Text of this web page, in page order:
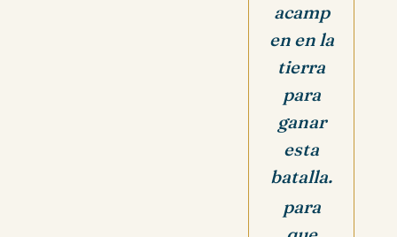
acamp
en en la
tierra
para
ganar
esta
batalla.
para